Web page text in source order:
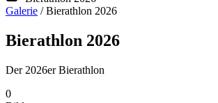
Galerie / Bierathlon 2026
Bierathlon 2026
Der 2026er Bierathlon
0